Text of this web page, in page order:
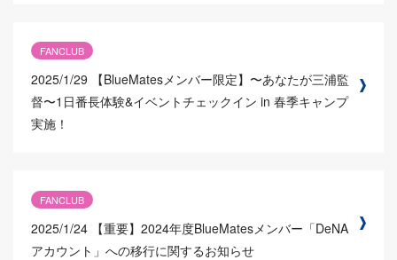
FANCLUB
2025/1/29
【BlueMatesメンバー限定】〜あなたが三浦監
督〜1日番長体験&イベントチェックイン in 春季キャンプ
実施！
FANCLUB
2025/1/24 【重要】2024年度BlueMatesメンバー「DeNA
アカウント」への移行に関するお知らせ